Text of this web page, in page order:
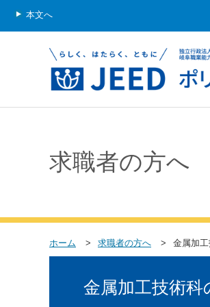
本文へ
求職者の方へ
ホーム 求職者の方へ 金属加
金属加工技術科